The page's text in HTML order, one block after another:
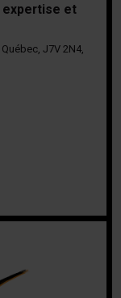
expertise et
J7V 2N4,